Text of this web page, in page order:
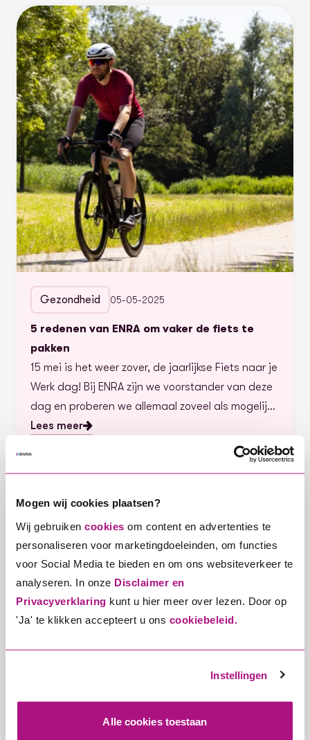
Mogen wij cookies plaatsen?
Wij gebruiken cookies om content en advertenties te
personaliseren voor marketingdoeleinden, om functies
voor Social Media te bieden en om ons websiteverkeer te
analyseren. In onze Disclaimer en
Privacyverklaring kunt u hier meer over lezen. Door op
'Ja' te klikken accepteert u ons cookiebeleid.
Instellingen
Alle cookies toestaan
Gezondheid 05-05-2025
5 redenen van ENRA om vaker de fiets te
pakken
15 mei is het weer zover, de jaarlijkse Fiets naar je
Werk dag! Bij ENRA zijn we voorstander van deze
dag en proberen we allemaal zoveel als mogelijk
op de fiets naar het werk te komen.
Lees meer
Veiligheid 16-04-2025
Onze tips voor het kopen én dragen van een
fietshelm
jouw helm automatisch mee.